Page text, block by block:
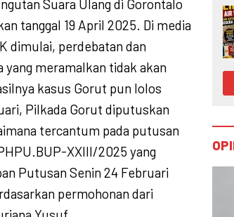
Suara Ulang di Gorontalo
tanggal 19 April 2025. Di media
dimulai, perdebatan dan
meramalkan tidak akan
kasus Gorut pun lolos
Pilkada Gorut diputuskan
tercantum pada putusan
XXIII/2025 yang
Putusan Senin 24 Februari
permohonan dari